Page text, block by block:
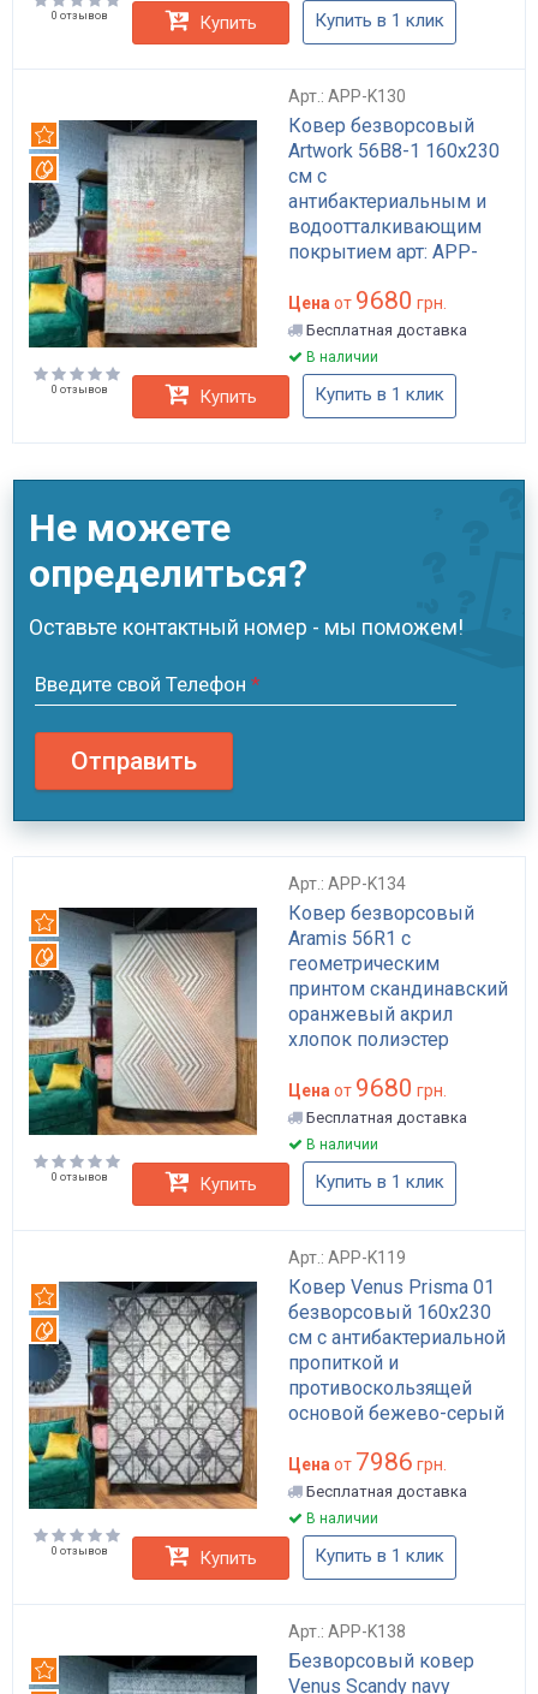
0 отзывов Купить Купить в 1 клик
Арт.: APP-K130
Ковер безворсовый
Artwork 56B8-1 160x230
см с
антибактериальным и
водоотталкивающим
покрытием арт: APP-
Рекомендуем
Вотерпруф
Цена от 9680 грн.
Бесплатная доставка
В наличии
0 отзывов Купить Купить в 1 клик
Не можете
определиться?
Оставьте контактный номер - мы поможем!
Введите свой Телефон *
Отправить
Арт.: APP-K134
Ковер безворсовый
Aramis 56R1 с
геометрическим
принтом скандинавский
оранжевый акрил
хлопок полиэстер
Everclean Waterproof
антискользящий арт:
APP-K134
Рекомендуем
Вотерпруф
Цена от 9680 грн.
Бесплатная доставка
В наличии
0 отзывов Купить Купить в 1 клик
Арт.: APP-K119
Ковер Venus Prisma 01
безворсовый 160x230
см с антибактериальной
пропиткой и
противоскользящей
основой бежево-серый
Рекомендуем
Вотерпруф
Цена от 7986 грн.
Бесплатная доставка
В наличии
0 отзывов Купить Купить в 1 клик
Арт.: APP-K138
Безворсовый ковер
Venus Scandy navy
Рекомендуем